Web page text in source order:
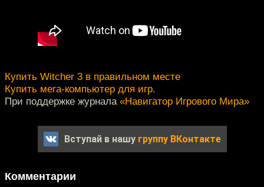
Купить Witcher 3 в правильном месте
Купить мега-компьютер для игр.
При поддержке журнала «Навигатор Игрового Мира»
Вступай в нашу группу ВКонтакте
Комментарии